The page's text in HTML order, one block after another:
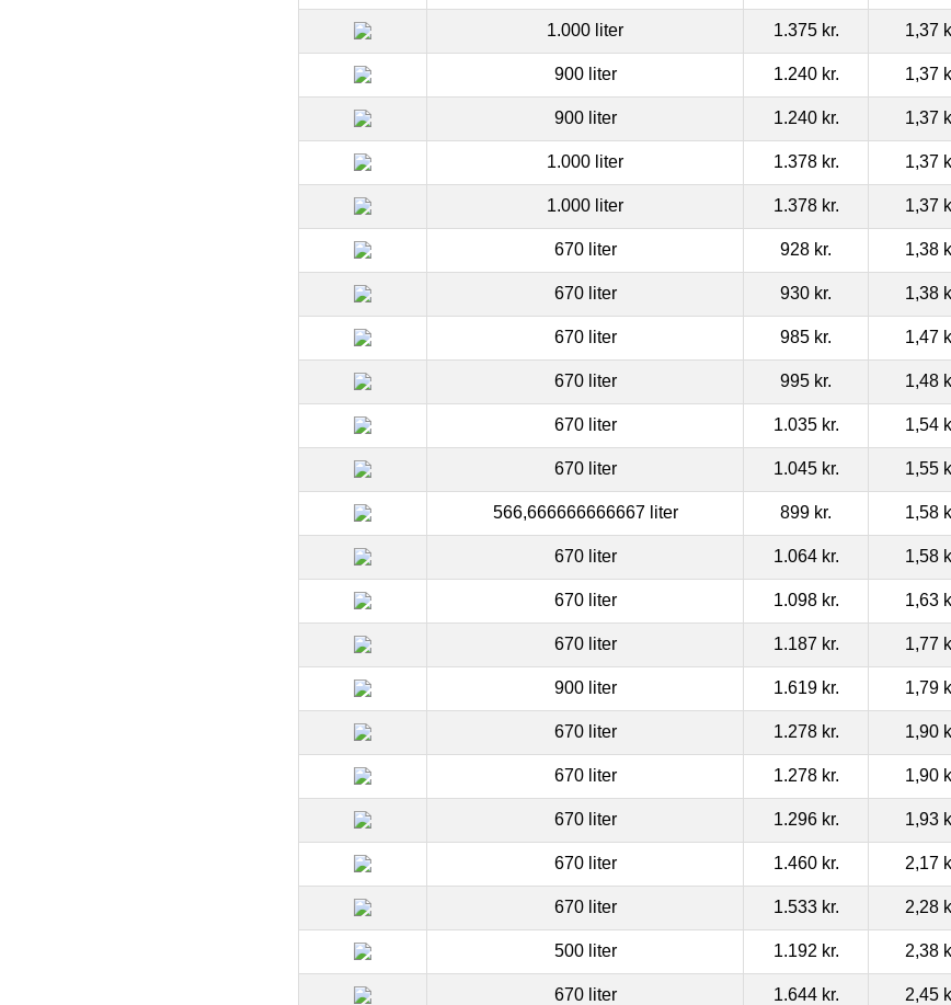
1.000 liter 1.375 kr. 1,37
900 liter 1.240 kr. 1,37
900 liter 1.240 kr. 1,37
1.000 liter 1.378 kr. 1,37
1.000 liter 1.378 kr. 1,37
670 liter 928 kr. 1,38
670 liter 930 kr. 1,38
670 liter 985 kr. 1,47
670 liter 995 kr. 1,48
670 liter 1.035 kr. 1,54
670 liter 1.045 kr. 1,55
566,666666666667 liter 899 kr. 1,58
670 liter 1.064 kr. 1,58
670 liter 1.098 kr. 1,63
670 liter 1.187 kr. 1,77
900 liter 1.619 kr. 1,79
670 liter 1.278 kr. 1,90
670 liter 1.278 kr. 1,90
670 liter 1.296 kr. 1,93
670 liter 1.460 kr. 2,17
670 liter 1.533 kr. 2,28
500 liter 1.192 kr. 2,38
670 liter 1.644 kr. 2,45